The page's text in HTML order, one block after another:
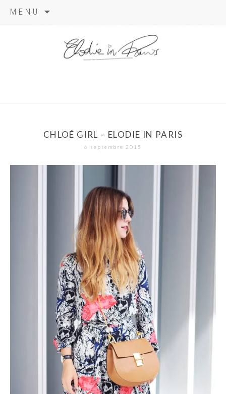
MENU
CHLOÉ GIRL – ELODIE IN PARIS
6 septembre 2015